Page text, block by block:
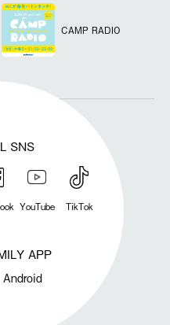
CAMP RADIO
SNS
YouTube TikTok
APP
Android